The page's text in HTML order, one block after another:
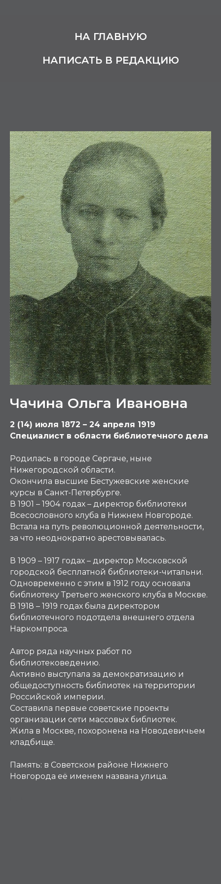
НА ГЛАВНУЮ
НАПИСАТЬ В РЕДАКЦИЮ
Чачина Ольга Ивановна
2 (14) июля 1872 – 24 апреля 1919
Специалист в области библиотечного дела
Родилась в городе Сергаче, ныне
Нижегородской области.
Окончила высшие Бестужевские женские
курсы в Санкт-Петербурге.
В 1901 – 1904 годах – директор библиотеки
Всесословного клуба в Нижнем Новгороде.
Встала на путь революционной деятельности,
за что неоднократно арестовывалась.
В 1909 – 1917 годах – директор Московской
городской бесплатной библиотеки-читальни.
Одновременно с этим в 1912 году основала
библиотеку Третьего женского клуба в Москве.
В 1918 – 1919 годах была директором
библиотечного подотдела внешнего отдела
Наркомпроса.
Автор ряда научных работ по
библиотековедению.
Активно выступала за демократизацию и
общедоступность библиотек на территории
Российской империи.
Составила первые советские проекты
организации сети массовых библиотек.
Жила в Москве, похоронена на Новодевичьем
кладбище.
Память: в Советском районе Нижнего
Новгорода её именем названа улица.